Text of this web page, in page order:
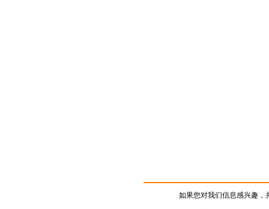
如果您对我们信息感兴趣，